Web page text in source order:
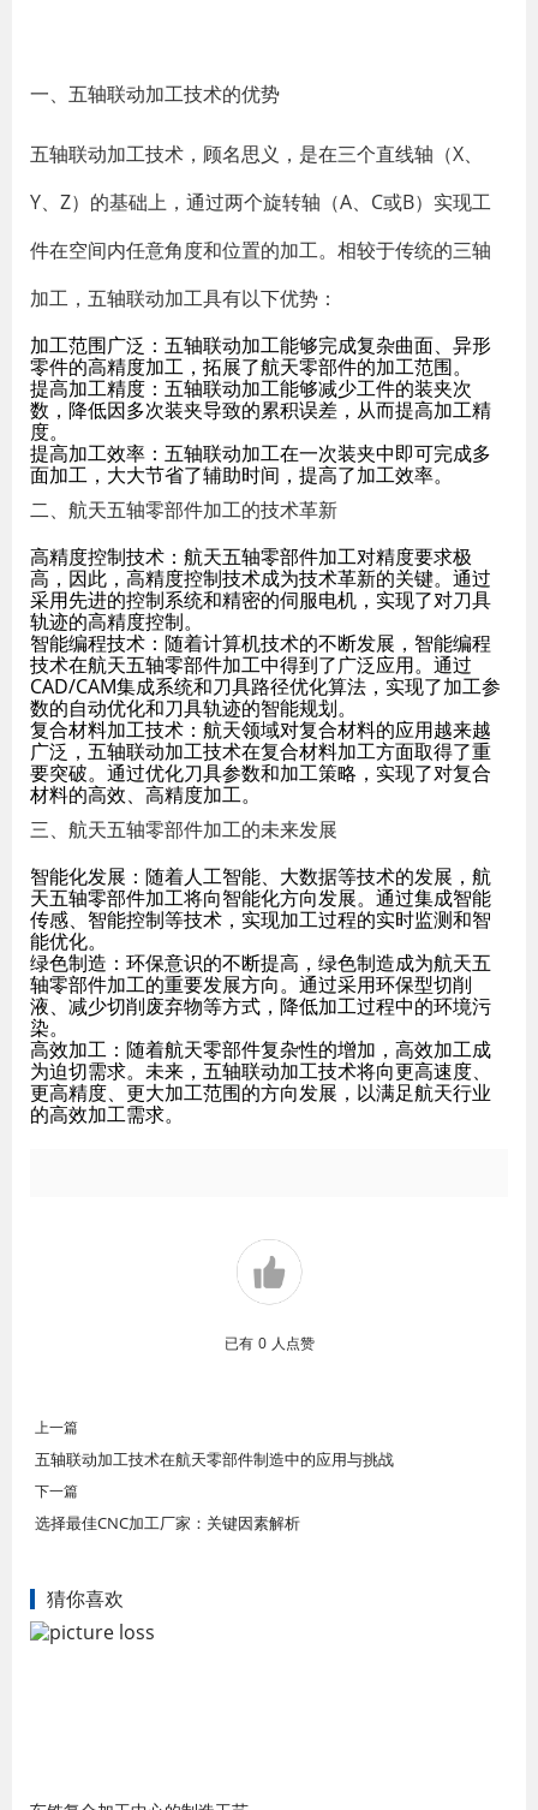
一、五轴联动加工技术的优势
五轴联动加工技术，顾名思义，是在三个直线轴（X、
Y、Z）的基础上，通过两个旋转轴（A、C或B）实现工
件在空间内任意角度和位置的加工。相较于传统的三轴
加工，五轴联动加工具有以下优势：
加工范围广泛 ：五轴联动加工能够完成复杂曲面、异形
零件的高精度加工，拓展了航天零部件的加工范围。
提高加工精度 ：五轴联动加工能够减少工件的装夹次
数，降低因多次装夹导致的累积误差，从而提高加工精
度。
提高加工效率 ：五轴联动加工在一次装夹中即可完成多
面加工，大大节省了辅助时间，提高了加工效率。
二、航天五轴零部件加工的技术革新
高精度控制技术 ：航天五轴零部件加工对精度要求极
高，因此，高精度控制技术成为技术革新的关键。通过
采用先进的控制系统和精密的伺服电机，实现了对刀具
轨迹的高精度控制。
智能编程技术 ：随着计算机技术的不断发展，智能编程
技术在航天五轴零部件加工中得到了广泛应用。通过
CAD/CAM集成系统和刀具路径优化算法，实现了加工参
数的自动优化和刀具轨迹的智能规划。
复合材料加工技术 ：航天领域对复合材料的应用越来越
广泛，五轴联动加工技术在复合材料加工方面取得了重
要突破。通过优化刀具参数和加工策略，实现了对复合
材料的高效、高精度加工。
三、航天五轴零部件加工的未来发展
智能化发展 ：随着人工智能、大数据等技术的发展，航
天五轴零部件加工将向智能化方向发展。通过集成智能
传感、智能控制等技术，实现加工过程的实时监测和智
能优化。
绿色制造 ：环保意识的不断提高，绿色制造成为航天五
轴零部件加工的重要发展方向。通过采用环保型切削
液、减少切削废弃物等方式，降低加工过程中的环境污
染。
高效加工 ：随着航天零部件复杂性的增加，高效加工成
为迫切需求。未来，五轴联动加工技术将向更高速度、
更高精度、更大加工范围的方向发展，以满足航天行业
的高效加工需求。
已有 0 人点赞
上一篇
五轴联动加工技术在航天零部件制造中的应用与挑战
下一篇
选择最佳CNC加工厂家：关键因素解析
猜你喜欢